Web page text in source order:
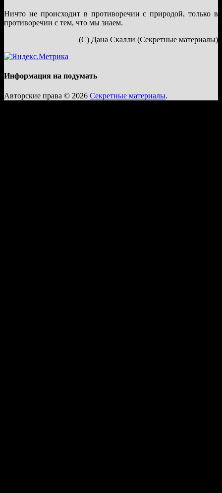
Ничто не происходит в противоречии с природой, только в
противоречии с тем, что мы знаем.
(С) Дана Скалли (Секретные материалы)
Информация на подумать
Авторские права © 2026 Секретные материалы.